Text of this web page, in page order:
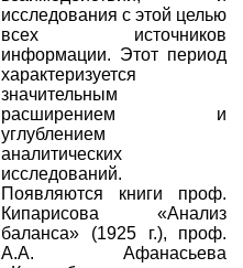
исследования с этой целью
всех источников
информации. Этот период
характеризуется
значительным
расширением и
углублением
аналитических
исследований.
Появляются книги проф.
Кипарисова «Анализ
баланса» (1925 г.), проф.
А.А. Афанасьева